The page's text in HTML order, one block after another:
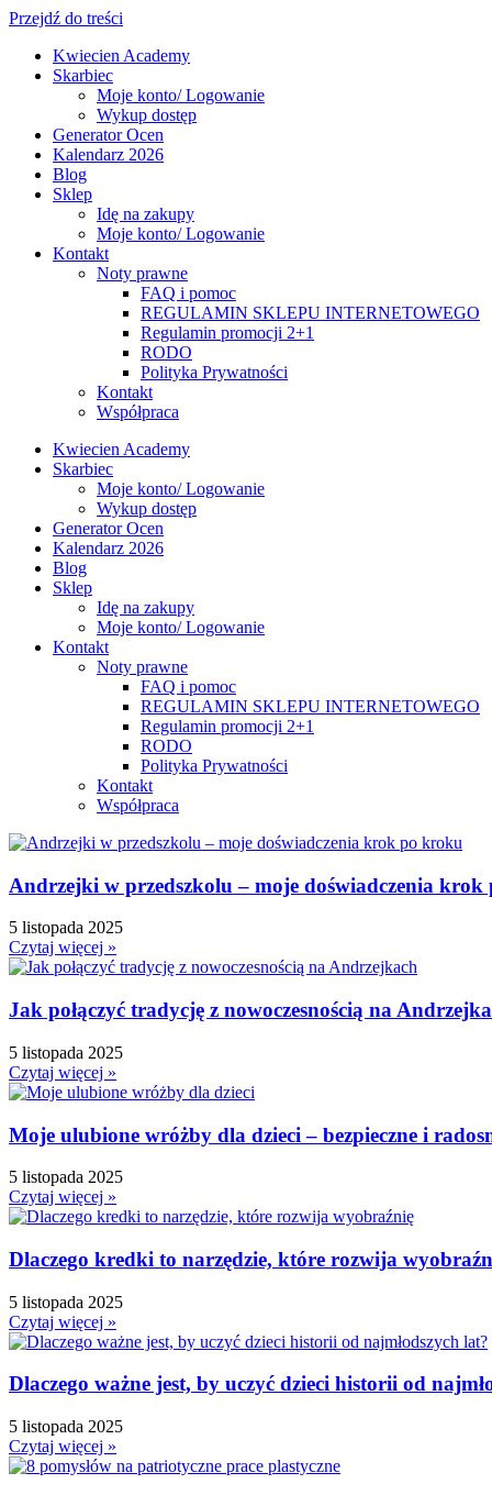
Przejdź do treści
Kwiecien Academy
Skarbiec
Moje konto/ Logowanie
Wykup dostęp
Generator Ocen
Kalendarz 2026
Blog
Sklep
Idę na zakupy
Moje konto/ Logowanie
Kontakt
Noty prawne
FAQ i pomoc
REGULAMIN SKLEPU INTERNETOWEGO
Regulamin promocji 2+1
RODO
Polityka Prywatności
Kontakt
Współpraca
Kwiecien Academy
Skarbiec
Moje konto/ Logowanie
Wykup dostęp
Generator Ocen
Kalendarz 2026
Blog
Sklep
Idę na zakupy
Moje konto/ Logowanie
Kontakt
Noty prawne
FAQ i pomoc
REGULAMIN SKLEPU INTERNETOWEGO
Regulamin promocji 2+1
RODO
Polityka Prywatności
Kontakt
Współpraca
Andrzejki w przedszkolu – moje doświadczenia
5 listopada 2025
Czytaj więcej »
Jak połączyć tradycję z nowoczesnością na
5 listopada 2025
Czytaj więcej »
Moje ulubione wróżby dla dzieci – bezpieczne i
5 listopada 2025
Czytaj więcej »
Dlaczego kredki to narzędzie, które rozwija
5 listopada 2025
Czytaj więcej »
Dlaczego ważne jest, by uczyć dzieci historii od
5 listopada 2025
Czytaj więcej »